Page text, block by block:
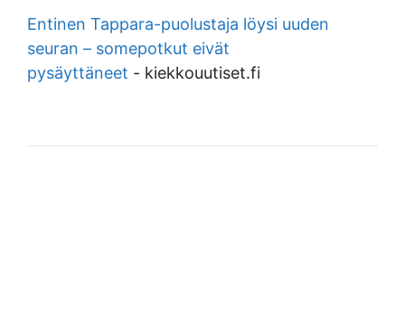
Entinen Tappara-puolustaja löysi uuden
seuran – somepotkut eivät
pysäyttäneet - kiekkouutiset.fi